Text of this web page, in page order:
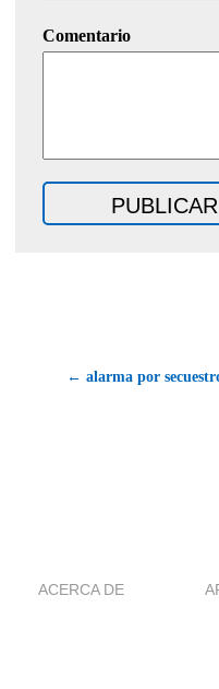
Comentario
← alarma por
ACERCA DE